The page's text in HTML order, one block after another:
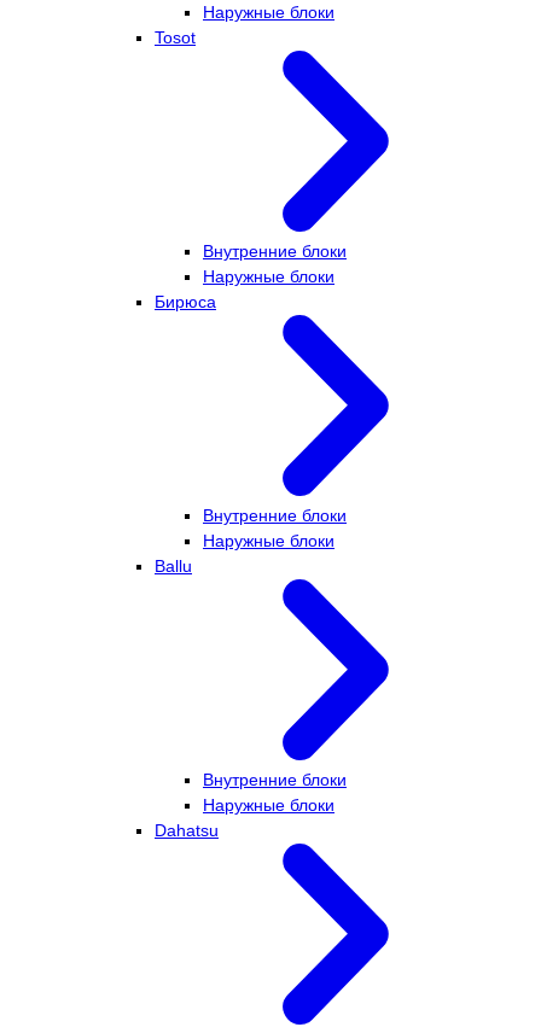
Наружные блоки
Tosot
Внутренние блоки
Наружные блоки
Бирюса
Внутренние блоки
Наружные блоки
Ballu
Внутренние блоки
Наружные блоки
Dahatsu